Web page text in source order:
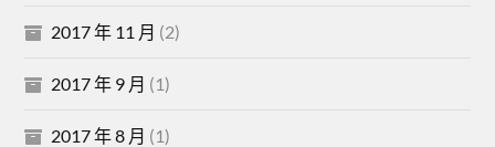
2017 年 11 月 (2)
2017 年 9 月 (1)
2017 年 8 月 (1)